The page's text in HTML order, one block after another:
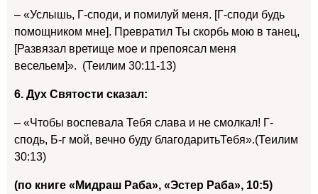
– «Услышь, Г-споди, и помилуй меня. [Г-споди будь
помощником мне]. Превратил Ты скорбь мою в танец,
[Развязал вретище мое и препоясал меня
весельем]». (Теилим 30:11-13)
6. Дух Святости сказал:
– «Чтобы воспевала Тебя слава и не смолкал! Г-
сподь, Б-г мой, вечно буду благодаритьТебя».(Теилим
30:13)
(по книге «Мидраш Раба», «Эстер Раба», 10:5)